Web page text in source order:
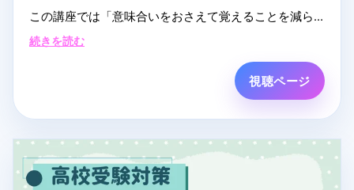
この講座では「意味合いをおさえて覚えることを減ら
す」「知識をつなげて実戦で使えるようにする」こと
まずは全分野の考え方を支える力学に絞って8日間で着
▼こんな人におすすめ
・共通テストや個別試験で物理を使う受験生
・物理の復習に時間が割けていない，公式や単語が覚
続きを読む
視聴ページ